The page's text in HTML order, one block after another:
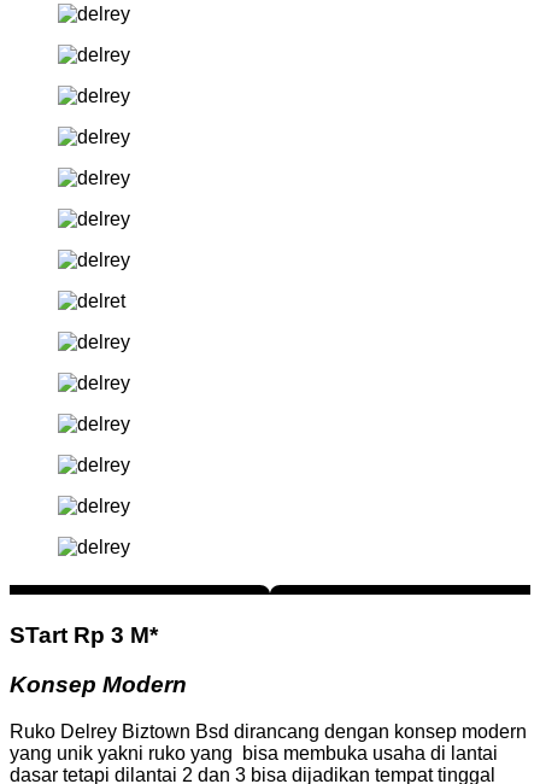
STart Rp 3 M*
Konsep Modern
Ruko Delrey Biztown Bsd dirancang dengan konsep modern
yang unik yakni ruko yang bisa membuka usaha di lantai
dasar tetapi dilantai 2 dan 3 bisa dijadikan tempat tinggal